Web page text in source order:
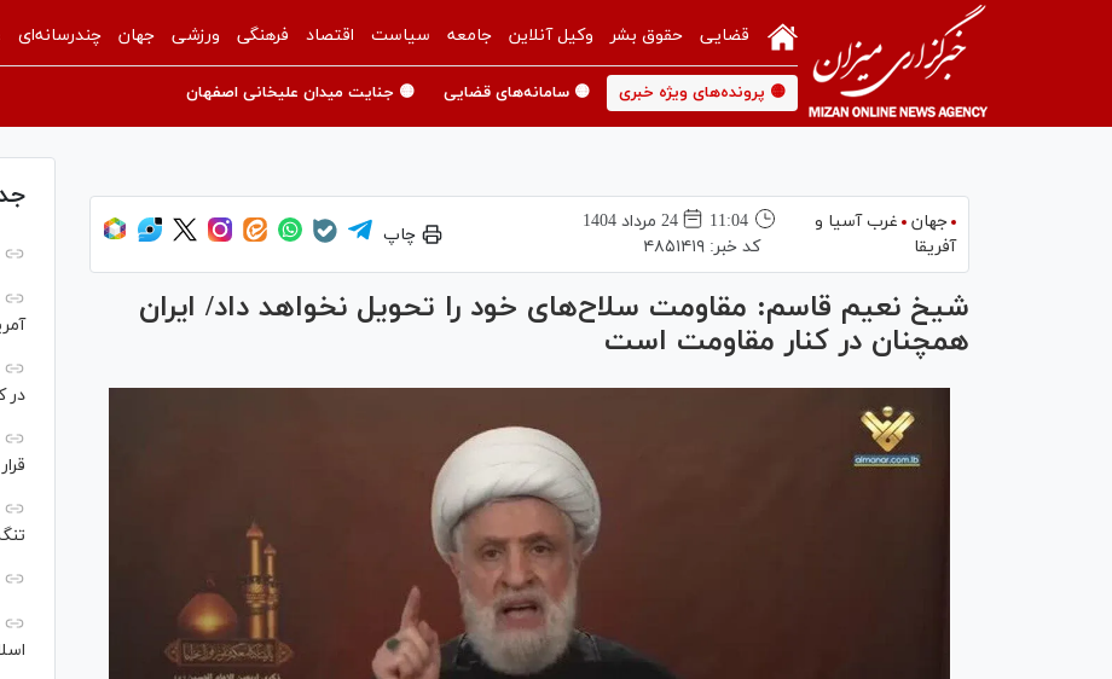
قضایی حقوق بشر وکیل آنلاین جامعه سیاست اقتصاد فرهنگی ورزشی جهان چندرسانه‌ای
🟡 پرونده‌های ویژه خبری 🟡 سامانه‌های قضایی 🟡 جنایت میدان علیخانی اصفهان
جهان
غرب آسیا و
آفریقا
11:04
24 مرداد 1404
کد خبر:۴۸۵۱۴۱۹
چاپ
شیخ نعیم قاسم: مقاومت سلاح‌های خود را تحویل نخواهد داد/ ایران
همچنان در کنار مقاومت است
در